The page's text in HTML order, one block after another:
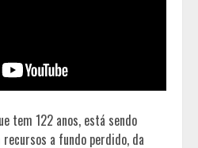
tem 122 anos, está sendo
a fundo perdido, da